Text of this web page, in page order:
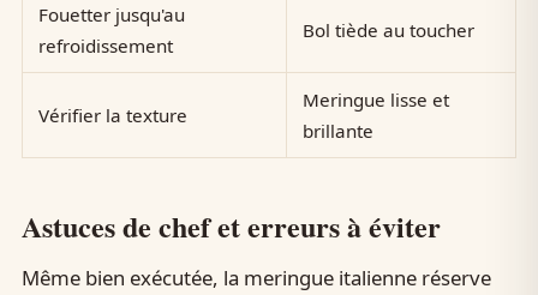
Fouetter jusqu'au
refroidissement
Bol tiède au toucher
Vérifier la texture
Meringue lisse et
brillante
Astuces de chef et erreurs à éviter
Même bien exécutée, la meringue italienne réserve